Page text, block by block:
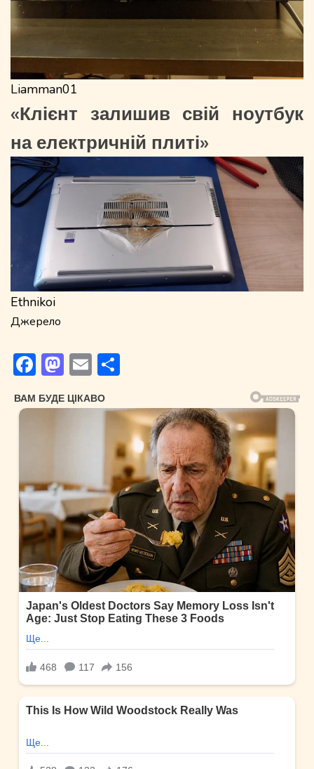
Liamman01
«Клієнт залишив свій ноутбук
на електричній плиті»
Ethnikoi
Джерело
Facebook
Mastodon
Email